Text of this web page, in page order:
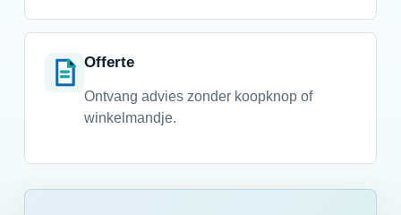
Offerte
Ontvang advies zonder koopknop of
winkelmandje.